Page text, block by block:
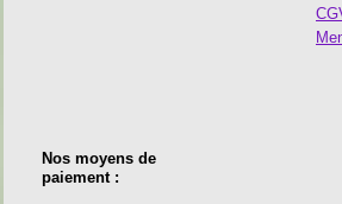
Nos moyens de
paiement :